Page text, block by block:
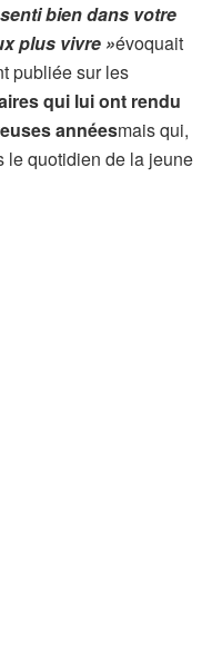
bien dans votre
plus vivre »évoquait
publiée sur les
qui lui ont rendu
annéesmais qui,
le quotidien de la jeune